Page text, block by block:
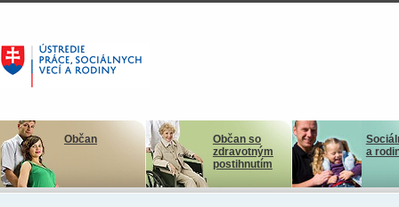
Občan
Občan so
zdravotným
postihnutím
a